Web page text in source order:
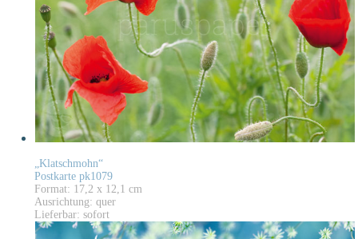
„Klatschmohn“
Postkarte pk1079
Format: 17,2 x 12,1 cm
Ausrichtung: quer
Lieferbar: sofort